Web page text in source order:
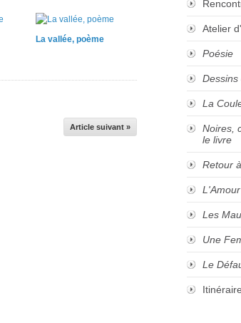
La vallée, poème
Article suivant »
Atelier
Poésie
Dessins
La
Noires,
le livre
Retour
Les
Une
Le